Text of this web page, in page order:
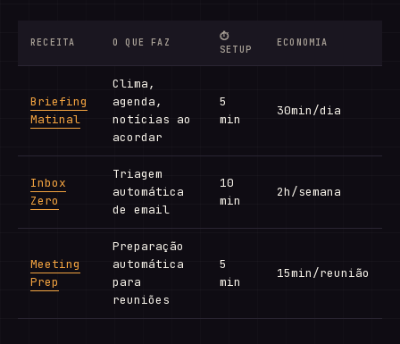
RECEITA O QUE FAZ
⏱
SETUP
ECONOMIA
Briefing
Matinal
Clima,
agenda,
notícias ao
acordar
5
min
30min/dia
Inbox
Zero
Triagem
automática
de email
10
min
2h/semana
Meeting
Prep
Preparação
automática
para
reuniões
5
min
15min/reunião